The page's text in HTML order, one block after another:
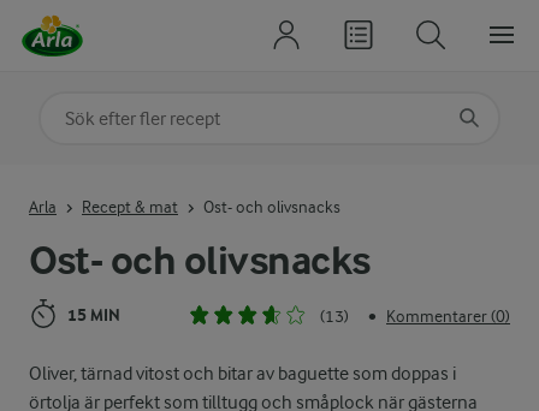
Ost- och olivsnacks
15 MIN (13) • Kommentarer (0)
Oliver, tärnad vitost och bitar av baguette som doppas i
örtolja är perfekt som tilltugg och småplock när gästerna
Arla Recept & mat Ost- och olivsnacks
Sök på kategori eller ingrediens